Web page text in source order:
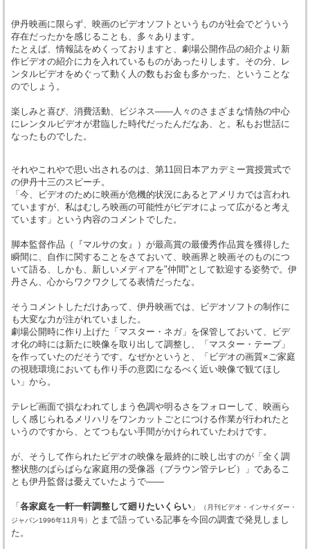
伊丹映画に限らず、映画のビデオソフトというものが社会でどういう
存在だったかを感じることも、多々あります。
たとえば、情報誌をめくっておりますと、劇場公開作品の紹介より新
作ビデオの紹介に力を入れているものがあったりします。その分、レ
ンタルビデオをめぐって動く人の数もお金も多かった、ということな
のでしょう。
楽しみと喜び、消費活動、ビジネス――人々のさまざまな情熱の中心
にレンタルビデオが君臨した時代だったんだなあ、と。私もお世話に
なったものでした。
それやこれやで思い出されるのは、第11回日本アカデミー賞授賞式で
の伊丹十三のスピーチ。
「今、ビデオのために映画が危機的状況にあるとアメリカでは言われ
ていますが、私はむしろ映画の可能性がビデオによって広がると考え
ています」という内容のコメントでした。
脚本監督作品（『マルサの女』）が最高賞の最優秀作品賞を獲得した
瞬間に、自作に関することをさておいて、映画界と映画そのものにつ
いて語る、しかも、新しいメディアを"仲間"として歓迎する姿勢で。伊
丹さん、心からワクワクしてる表情だったな。
そうコメントしただけあって、伊丹映画では、ビデオソフトの制作に
も大変な力が注がれていました。
劇場公開時に作り上げた「マスター・ネガ」を保管しておいて、ビデ
オ化の時には新たに映像を取り出して調整し、「マスター・テープ」
を作っていたのだそうです。なぜかというと、「ビデオの画質×ご家庭
の視聴環境においても作り手の意図になるべく近い映像で観てほし
い」から。
テレビ画面で損なわれてしまう色調や明るさをフォローして、映画ら
しく感じられるメリハリをワンカットごとにつける作業が行われたと
いうのですから、とてつもない手間がかけられていたわけです。
が、そうして作られたビデオの映像を最終的に映し出すのが「全く調
整状態のばらばらな家庭用の受像器（ブラウン管テレビ）」であるこ
とも伊丹監督は憂えていたようで――
「各家庭を一軒一軒調整して廻りたいくらい 」
（月刊ビデオ・インサイダー・
ジャパン1996年11月号）
とまで語っている記事を今回の調査で発見しまし
た。